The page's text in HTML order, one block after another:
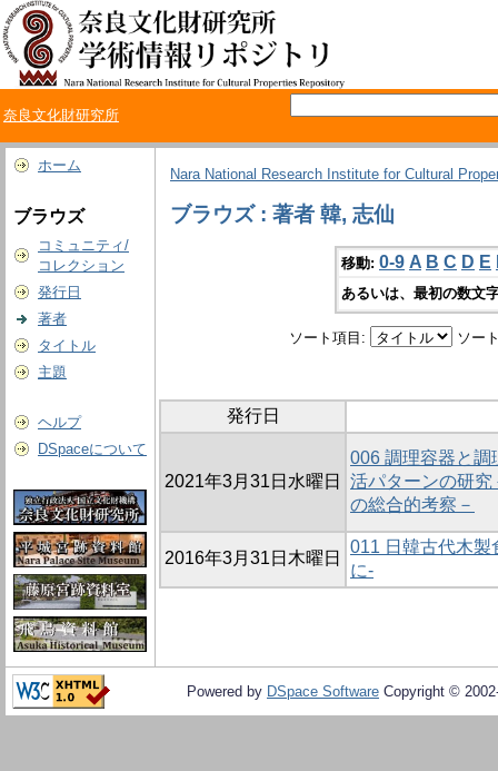
奈良文化財研究所
ホーム
ブラウズ
コミュニティ/
コレクション
発行日
著者
タイトル
主題
ヘルプ
DSpaceについて
Nara National Research Institute for Cultural
ブラウズ : 著者 韓, 志仙
移動: 0-9 A B C D E
あるいは、最初の数文
ソート項目: ソー
発行日
2021年3月31日水曜日
006 調理容器と調
活パターンの研
の総合的考察－
2016年3月31日木曜日
011 日韓古代木製
に-
Powered by DSpace Software Copyright ©